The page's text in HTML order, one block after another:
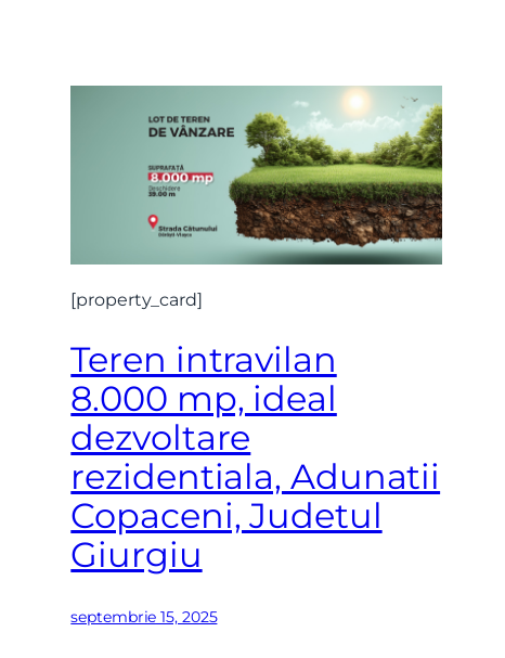
[property_card]
Teren intravilan
8.000 mp, ideal
dezvoltare
rezidentiala, Adunatii
Copaceni, Judetul
Giurgiu
septembrie 15, 2025